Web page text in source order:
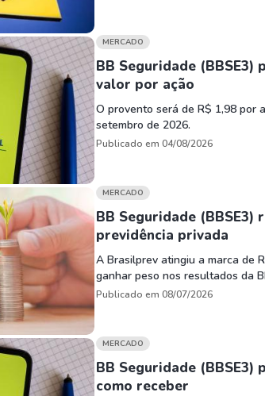
HGLG11
XPLG11
KNRI11
KNCR11
Ver todos
GOLD11
XINA11
Ver todos
MERCADO
BB Seguridade (BBSE3)
valor por ação
O provento será de R$ 1,98 por
setembro de 2026.
Publicado em 04/08/2026
MERCADO
BB Seguridade
previdência privada
A Brasilprev atingiu a marca de
ganhar peso nos resultados da
Publicado em 08/07/2026
MERCADO
BB Seguridade (BBSE3)
como receber